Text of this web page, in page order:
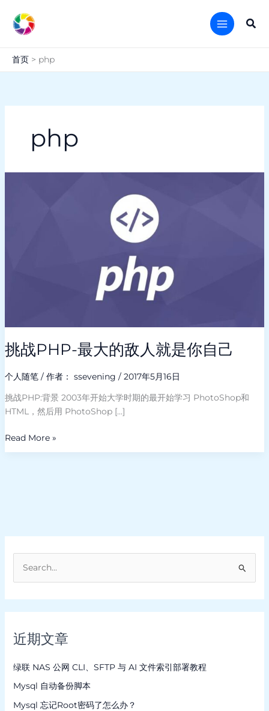
搜
首页 php
php
挑战PHP-最大的敌人就是你自己
个人随笔/ 作者： ssevening / 2017年5月16日
挑战PHP:背景 2003年开始大学时期的最开始学习 PhotoShop和
HTML，然后用 PhotoShop […]
自
己
Read More »
近期文章
绿联 NAS 公网 CLI、SFTP 与 AI 文件索引部署教程
Mysql 自动备份脚本
Mysql 忘记Root密码了怎么办？